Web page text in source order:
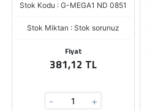
Stok Kodu : G-MEGA1 ND 0851
Stok Miktarı : Stok sorunuz
Fiyat
381,12 TL
- +